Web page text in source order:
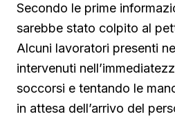
Secondo le prime
sarebbe stato colpito al
Alcuni lavoratori presenti
intervenuti
soccorsi e tentando le
in attesa dell’arrivo del